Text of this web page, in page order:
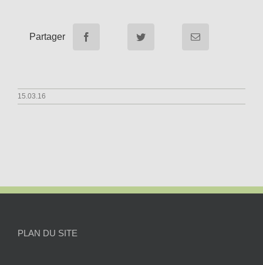
Partager
15.03.16
PLAN DU SITE